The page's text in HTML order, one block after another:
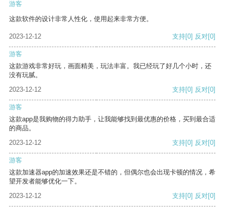
游客
这款软件的设计非常人性化，使用起来非常方便。
2023-12-12 支持[0] 反对[0]
游客
这款游戏非常好玩，画面精美，玩法丰富。我已经玩了好几个小时，还
没有玩腻。
2023-12-12
支持[0] 反对[0]
游客
这款app是我购物的得力助手，让我能够找到最优惠的价格，买到最合适
的商品。
2023-12-12
支持[0] 反对[0]
游客
这款加速器app的加速效果还是不错的，但偶尔也会出现卡顿的情况，希
望开发者能够优化一下。
2023-12-12
支持[0] 反对[0]